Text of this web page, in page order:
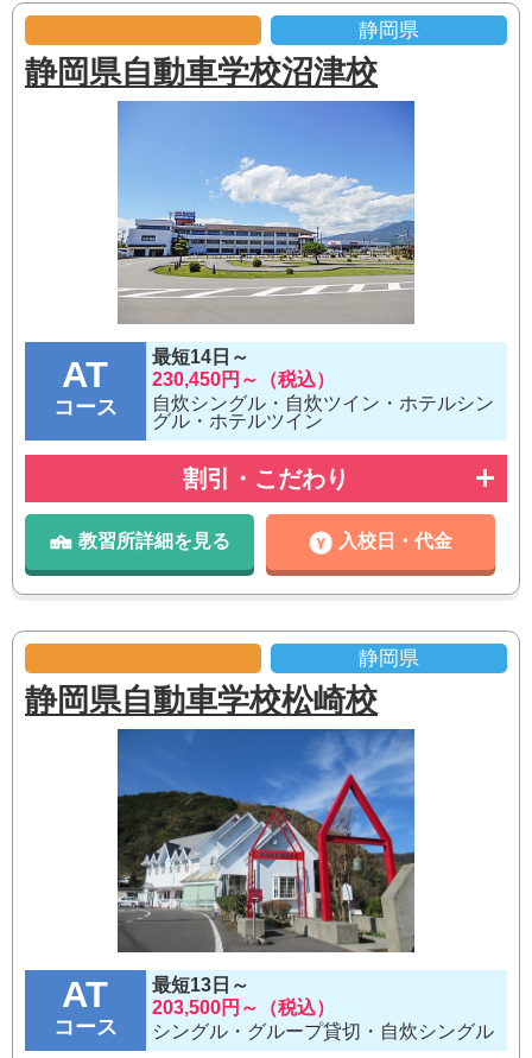
静岡県
静岡県自動車学校沼津校
AT
コース
最短14日～
230,450円～（税込）
自炊シングル・自炊ツイン・ホテルシン
グル・ホテルツイン
割引・こだわり
教習所詳細を見る 入校日・代金
静岡県
静岡県自動車学校松崎校
AT
コース
最短13日～
203,500円～（税込）
シングル・グループ貸切・自炊シングル